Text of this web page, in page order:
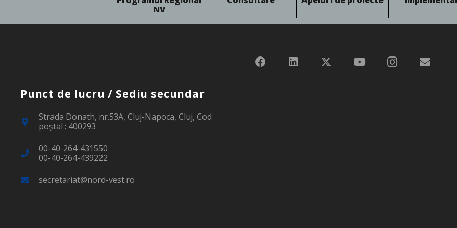
NV
Punct de lucru / Sediu secundar
Strada Donath, nr.53A, Cluj-Napoca, Cluj, Cod
poştal : 400293
00-40-264-431550
00-40-264-439222
secretariat@nord-vest.ro